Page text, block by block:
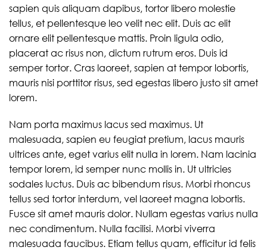
sapien quis aliquam dapibus, tortor libero molestie
tellus, et pellentesque leo velit nec elit. Duis ac elit
ornare elit pellentesque mattis. Proin ligula odio,
placerat ac risus non, dictum rutrum eros. Duis id
semper tortor. Cras laoreet, sapien at tempor lobortis,
mauris nisi porttitor risus, sed egestas libero justo sit amet
lorem.
Nam porta maximus lacus sed maximus. Ut
malesuada, sapien eu feugiat pretium, lacus mauris
ultrices ante, eget varius elit nulla in lorem. Nam lacinia
tempor lorem, id semper nunc mollis in. Ut ultricies
sodales luctus. Duis ac bibendum risus. Morbi rhoncus
tellus sed tortor interdum, vel laoreet magna lobortis.
Fusce sit amet mauris dolor. Nullam egestas varius nulla
nec condimentum. Nulla facilisi. Morbi viverra
malesuada faucibus. Etiam tellus quam, efficitur id felis